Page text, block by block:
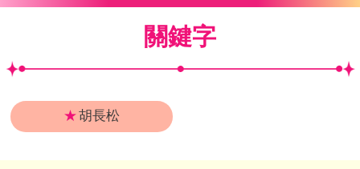
關鍵字
★胡長松